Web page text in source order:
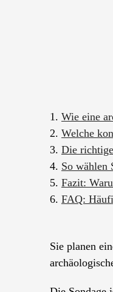
1. Wie eine
2. Welche
3. Die
4. So wählen
5. Fazit:
6. FAQ:
Sie planen